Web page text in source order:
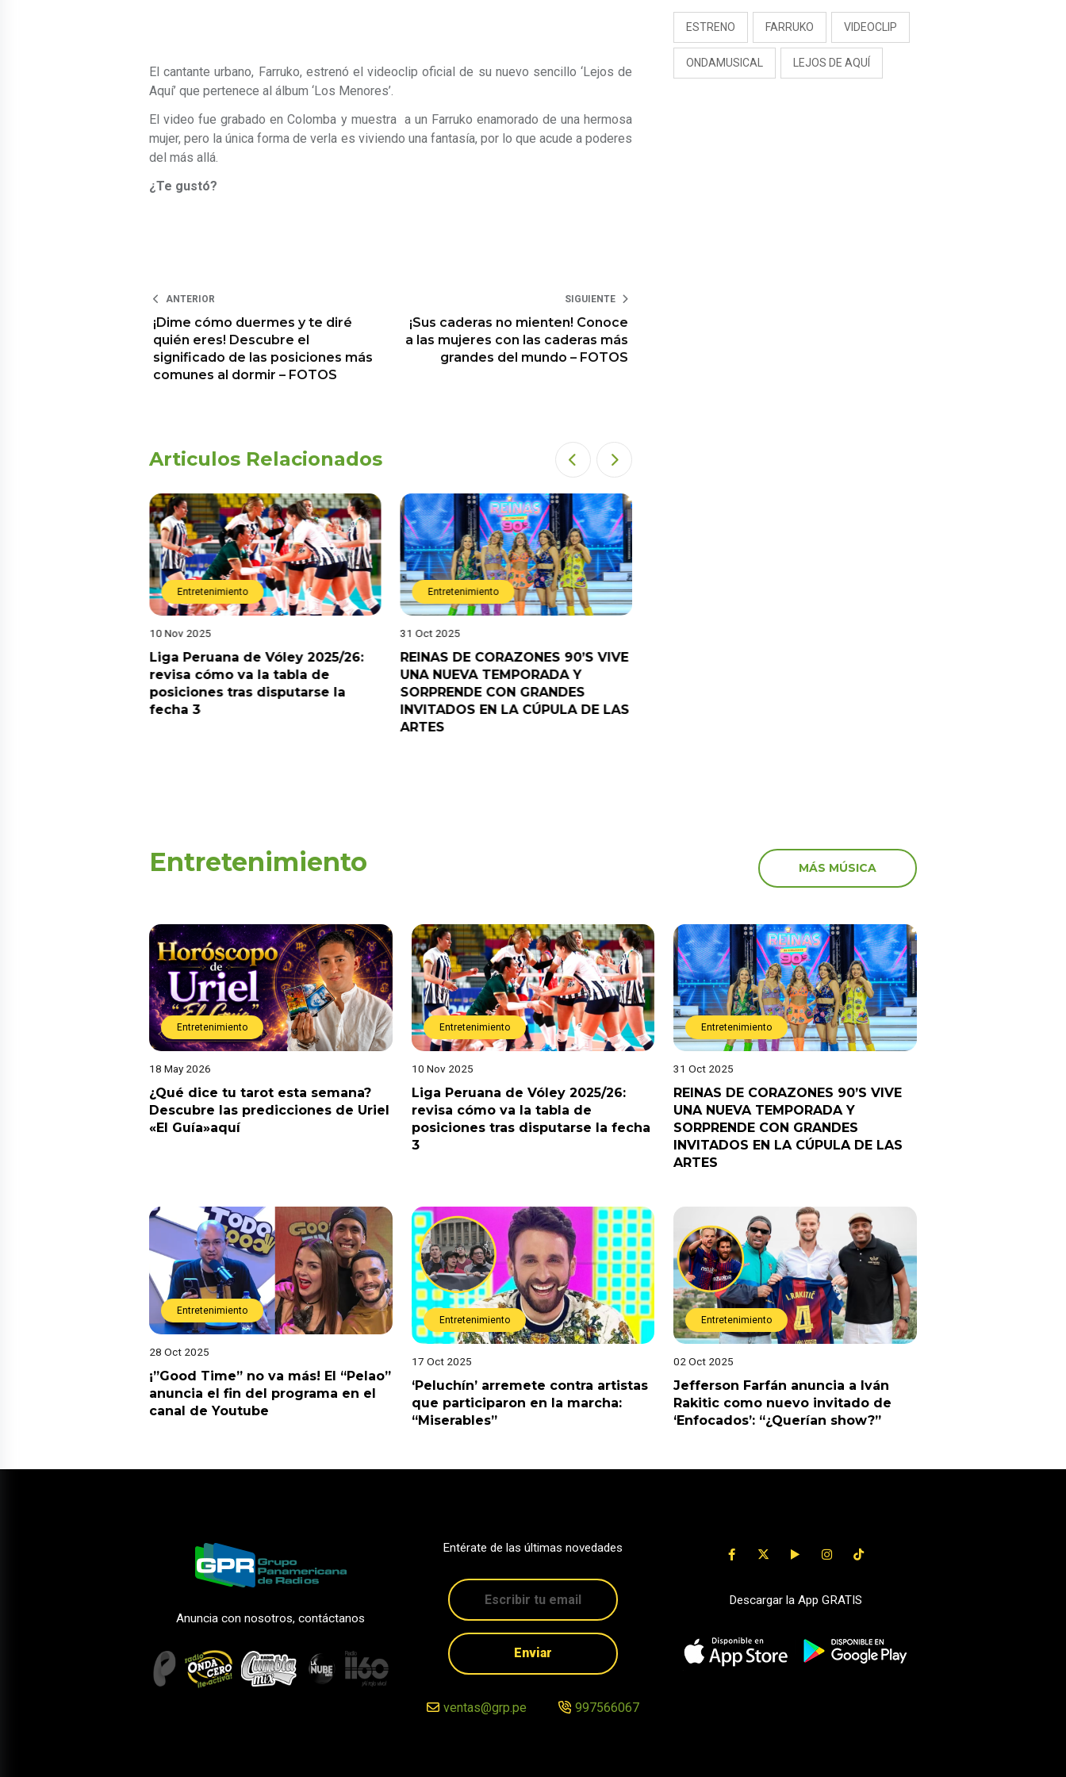
El cantante urbano, Farruko, estrenó el videoclip oficial de su nuevo sencillo ‘Lejos de
Aquí’ que pertenece al álbum ‘Los Menores’.
El video fue grabado en Colomba y muestra a un Farruko enamorado de una hermosa
mujer, pero la única forma de verla es viviendo una fantasía, por lo que acude a poderes
del más allá.
¿Te gustó?
ANTERIOR
¡Dime cómo duermes y te diré
quién eres! Descubre el
significado de las posiciones más
comunes al dormir – FOTOS
SIGUIENTE
¡Sus caderas no mienten! Conoce
a las mujeres con las caderas más
grandes del mundo – FOTOS
Articulos Relacionados
Entretenimiento
10 Nov 2025
Liga Peruana de Vóley 2025/26:
revisa cómo va la tabla de
posiciones tras disputarse la
fecha 3
Entretenimiento
31 Oct 2025
REINAS DE CORAZONES 90’S VIVE
UNA NUEVA TEMPORADA Y
SORPRENDE CON GRANDES
INVITADOS EN LA CÚPULA DE LAS
ARTES
ESTRENO FARRUKO VIDEOCLIP
ONDAMUSICAL LEJOS DE AQUÍ
Entretenimiento MÁS MÚSICA
Entretenimiento
18 May 2026
¿Qué dice tu tarot esta semana?
Descubre las predicciones de Uriel
«El Guía»aquí
Entretenimiento
10 Nov 2025
Liga Peruana de Vóley 2025/26:
revisa cómo va la tabla de
posiciones tras disputarse la fecha
3
Entretenimiento
31 Oct 2025
REINAS DE CORAZONES 90’S VIVE
UNA NUEVA TEMPORADA Y
SORPRENDE CON GRANDES
INVITADOS EN LA CÚPULA DE LAS
ARTES
Entretenimiento
28 Oct 2025
¡”Good Time” no va más! El “Pelao”
anuncia el fin del programa en el
canal de Youtube
Entretenimiento
17 Oct 2025
‘Peluchín’ arremete contra artistas
que participaron en la marcha:
“Miserables”
Entretenimiento
02 Oct 2025
Jefferson Farfán anuncia a Iván
Rakitic como nuevo invitado de
‘Enfocados’: “¿Querían show?”
Anuncia con nosotros, contáctanos
Entérate de las últimas novedades
Enviar
ventas@grp.pe 997566067
Descargar la App GRATIS